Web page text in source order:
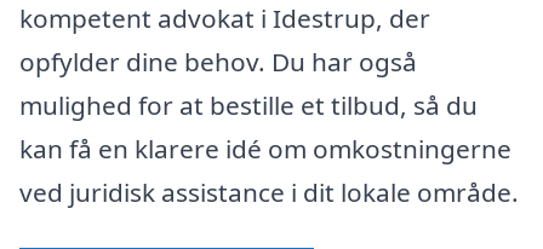
kompetent advokat i Idestrup, der
opfylder dine behov. Du har også
mulighed for at bestille et tilbud, så du
kan få en klarere idé om omkostningerne
ved juridisk assistance i dit lokale område.